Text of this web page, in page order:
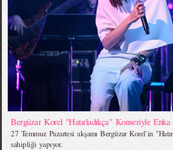
Bergüzar Korel "Hatırladıkça" Konseriyle Enka
27 Temmuz Pazartesi akşamı Bergüzar Korel`in
sahipliği yapıyor.